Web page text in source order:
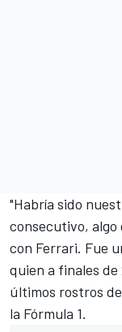
"Habría sido
consecutivo, algo
con Ferrari. Fue
quien a finales de
últimos rostros
la Fórmula 1.